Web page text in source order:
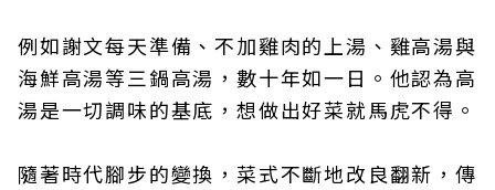
例如謝文每天準備、不加雞肉的上湯、雞高湯與
海鮮高湯等三鍋高湯，數十年如一日。他認為高
湯是一切調味的基底，想做出好菜就馬虎不得。
隨著時代腳步的變換，菜式不斷地改良翻新，傳